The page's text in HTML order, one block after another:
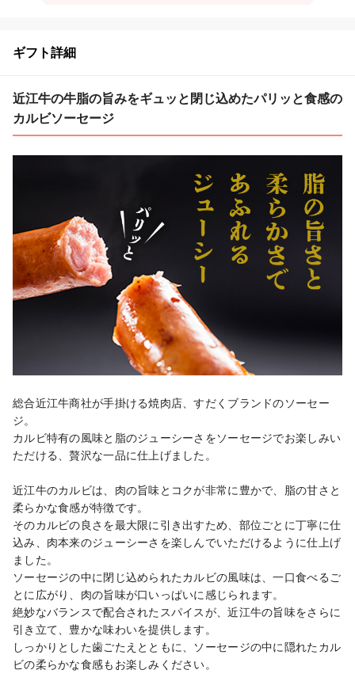
ギフト詳細
近江牛の牛脂の旨みをギュッと閉じ込めたパリッと食感の
カルビソーセージ
総合近江牛商社が手掛ける焼肉店、すだくブランドのソーセー
ジ。
カルビ特有の風味と脂のジューシーさをソーセージでお楽しみい
ただける、贅沢な一品に仕上げました。
近江牛のカルビは、肉の旨味とコクが非常に豊かで、脂の甘さと
柔らかな食感が特徴です。
そのカルビの良さを最大限に引き出すため、部位ごとに丁寧に仕
込み、肉本来のジューシーさを楽しんでいただけるように仕上げ
ました。
ソーセージの中に閉じ込められたカルビの風味は、一口食べるご
とに広がり、肉の旨味が口いっぱいに感じられます。
絶妙なバランスで配合されたスパイスが、近江牛の旨味をさらに
引き立て、豊かな味わいを提供します。
しっかりとした歯ごたえとともに、ソーセージの中に隠れたカル
ビの柔らかな食感もお楽しみください。